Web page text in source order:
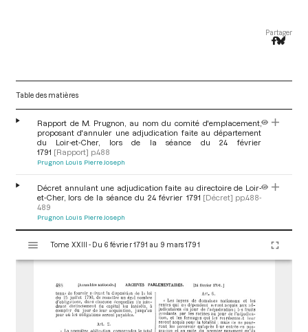
Partager
Table des matières
Rapport de M. Prugnon, au nom du comité d'emplacement,
proposant d'annuler une adjudication faite au département
du Loir-et-Cher, lors de la séance du 24 février
1791 [Rapport] p.488
Prugnon Louis Pierre Joseph
Décret annulant une adjudication faite au directoire de Loir-
et-Cher, lors de la séance du 24 février 1791 [Décret] pp.488-
489
Prugnon Louis Pierre Joseph
s
Tome XXIII - Du 6 février 1791 au 9 mars 1791